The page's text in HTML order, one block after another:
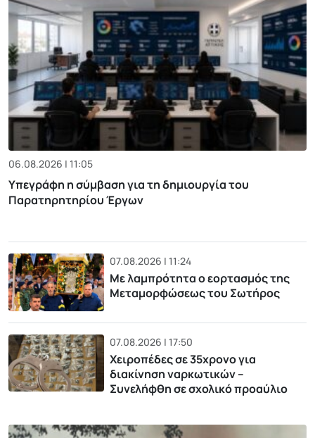
06.08.2026 | 11:05
Υπεγράφη η σύμβαση για τη δημιουργία του
Παρατηρητηρίου Έργων
07.08.2026 | 11:24
Με λαμπρότητα ο εορτασμός της
Μεταμορφώσεως του Σωτήρος
07.08.2026 | 17:50
Χειροπέδες σε 35χρονο για
διακίνηση ναρκωτικών –
Συνελήφθη σε σχολικό προαύλιο